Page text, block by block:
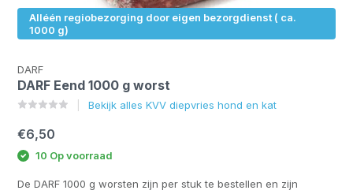
Alléén regiobezorging door eigen bezorgdienst ( ca.
1000 g)
DARF
DARF Eend 1000 g worst
Bekijk alles KVV diepvries hond en kat
€6,50
10 Op voorraad
De DARF 1000 g worsten zijn per stuk te bestellen en zijn